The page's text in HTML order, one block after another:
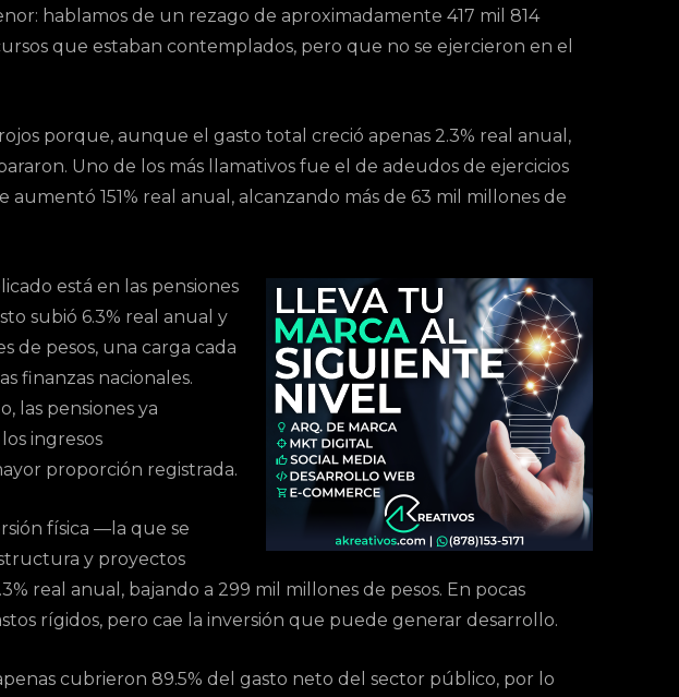
hablamos de un rezago de aproximadamente 417 mil 814
que estaban contemplados, pero que no se ejercieron en el
porque, aunque el gasto total creció apenas 2.3% real anual,
Uno de los más llamativos fue el de adeudos de ejercicios
aumentó 151% real anual, alcanzando más de 63 mil millones de
está en las pensiones
subió 6.3% real anual y
de pesos, una carga cada
finanzas nacionales.
las pensiones ya
ingresos
proporción registrada.
física —la que se
y proyectos
real anual, bajando a 299 mil millones de pesos. En pocas
rígidos, pero cae la inversión que puede generar desarrollo.
cubrieron 89.5% del gasto neto del sector público, por lo